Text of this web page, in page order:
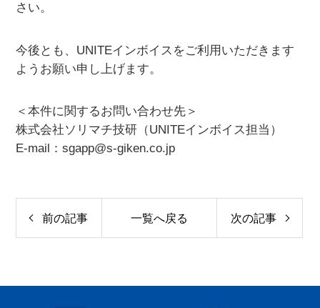
さい。
今後とも、UNITEインボイスをご利用いただきます
ようお願い申し上げます。
＜本件に関するお問い合わせ先＞
株式会社ソリマチ技研（UNITEインボイス担当）
E-mail：sgapp@s-giken.co.jp
前の記事 一覧へ戻る 次の記事